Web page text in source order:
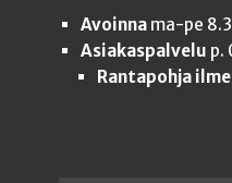
Avoinnama-pe
Asiakaspalvelu p.
Rantapohja